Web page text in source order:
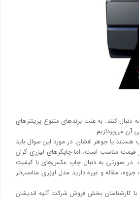
کنند. به علت برند‌های متنوع پرینتر‌های
آن می‌پردازیم.
یا جوهر افشان. در مورد این سوال باید
قیمت مناسب است. اما چاپگر‌های لیزری گران
در صورتی به دنبال چاپ عکس‌های با کیفیت
مقاله و غیره دارید مدل لیزری مناسب‌تر
با کارشناسان بخش فروش شرکت آتیه اندیشان